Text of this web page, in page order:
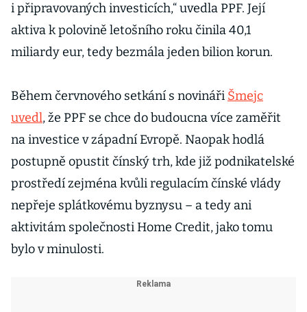
i připravovaných investicích,“ uvedla PPF. Její
aktiva k polovině letošního roku činila 40,1
miliardy eur, tedy bezmála jeden bilion korun.
Během červnového setkání s novináři Šmejc
uvedl, že PPF se chce do budoucna více zaměřit
na investice v západní Evropě. Naopak hodlá
postupně opustit čínský trh, kde již podnikatelské
prostředí zejména kvůli regulacím čínské vlády
nepřeje splátkovému byznysu – a tedy ani
aktivitám společnosti Home Credit, jako tomu
bylo v minulosti.